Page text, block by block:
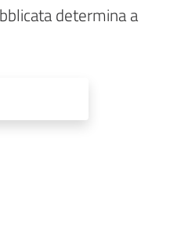
determina a